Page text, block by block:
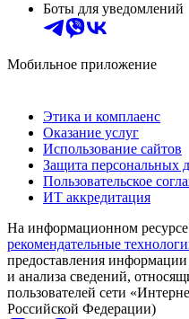
Боты для уведомлений
Мобильное приложение
Этика и комплаенс
Оказание услуг
Использование сайтов
Защита персональных
Пользовательское
ИТ аккредитация
На информационном
рекомендательные
предоставления информации
и анализа сведений,
пользователей сети
Российской Федерации)